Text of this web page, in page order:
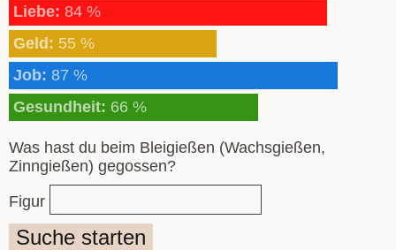
Liebe: 84 %
Geld: 55 %
Job: 87 %
Gesundheit: 66 %
Was hast du beim Bleigießen (Wachsgießen,
Zinngießen) gegossen?
Figur
Suche starten